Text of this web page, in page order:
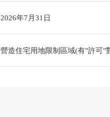
2026年7月31日
營造住宅用地限制區域(有"許可"